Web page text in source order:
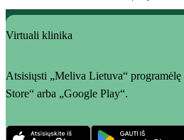
Virtuali klinika
Atsisiųsti „Meliva Lietuva“
Store“ arba „Google Play“.